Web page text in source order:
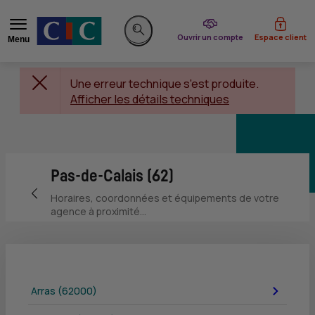
Menu
Rechercher sur le site
Ouvrir un compte
du CIC Espace client
Une erreur technique s'est produite.
Afficher les détails techniques
Retour vers la page précédente
Pas-de-Calais (62)
Horaires, coordonnées et équipements de votre
agence à proximité...
Arras (62000)